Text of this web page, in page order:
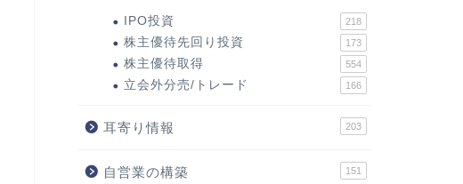
IPO投資 218
株主優待先回り投資 173
株主優待取得 554
立会外分売/トレード 166
耳寄り情報 203
自営業の構築 151